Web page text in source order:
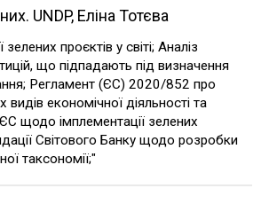
. UNDP, Еліна Тотєва
проєктів у світі; Аналіз
що підпадають під визначення
Регламент (ЄС) 2020/852 про
економічної діяльності та
щодо імплементації зелених
Світового Банку щодо розробки
таксономії;"